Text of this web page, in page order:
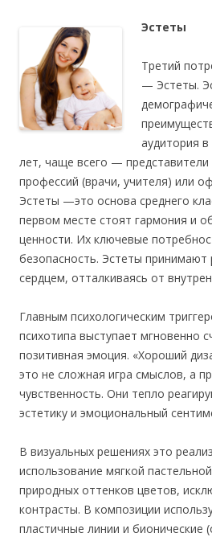
Эстеты
Третий
— Эстеты.
аудитория
лет, чаще всего —
профессий (врачи, учителя) или
Эстеты —это основа среднего
первом месте стоят гармония и
ценности. Их ключевые
безопасность. Эстеты
сердцем, отталкиваясь от
Главным психологическим
психотипа выступает мгновенно
позитивная эмоция. «Хороший
это не сложная игра смыслов, а
чувственность. Они тепло
эстетику и эмоциональный
В визуальных решениях это
использование мягкой
природных оттенков цветов,
контрасты. В композиции
пластичные линии и бионические